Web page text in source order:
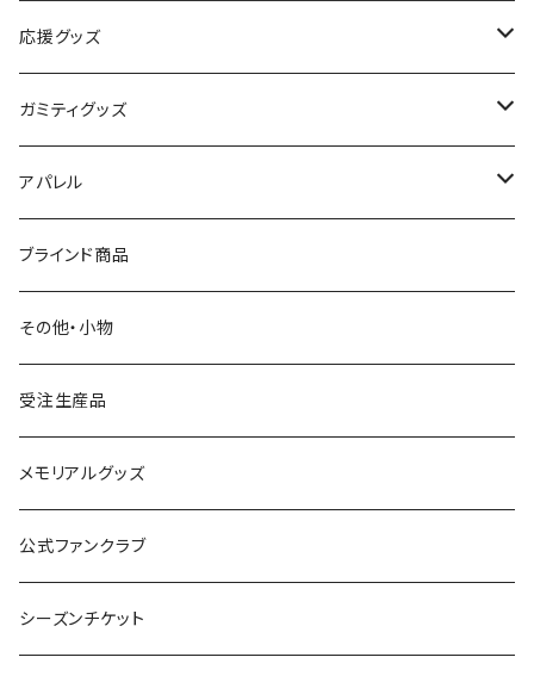
オーセンティックユニフォーム
レプリカユニフォーム
応援グッズ
タオルマフラー
フラッグ
その他
ガミティグッズ
ガミぐるみ
タオル
Tシャツ
ガミティ勤続10周年グッズ
その他
アパレル
クラブオフィシャルウェア
S.（エスドット）
Tシャツ
アウター
UMBRO
ブラインド商品
その他・小物
受注生産品
メモリアルグッズ
公式ファンクラブ
シーズンチケット